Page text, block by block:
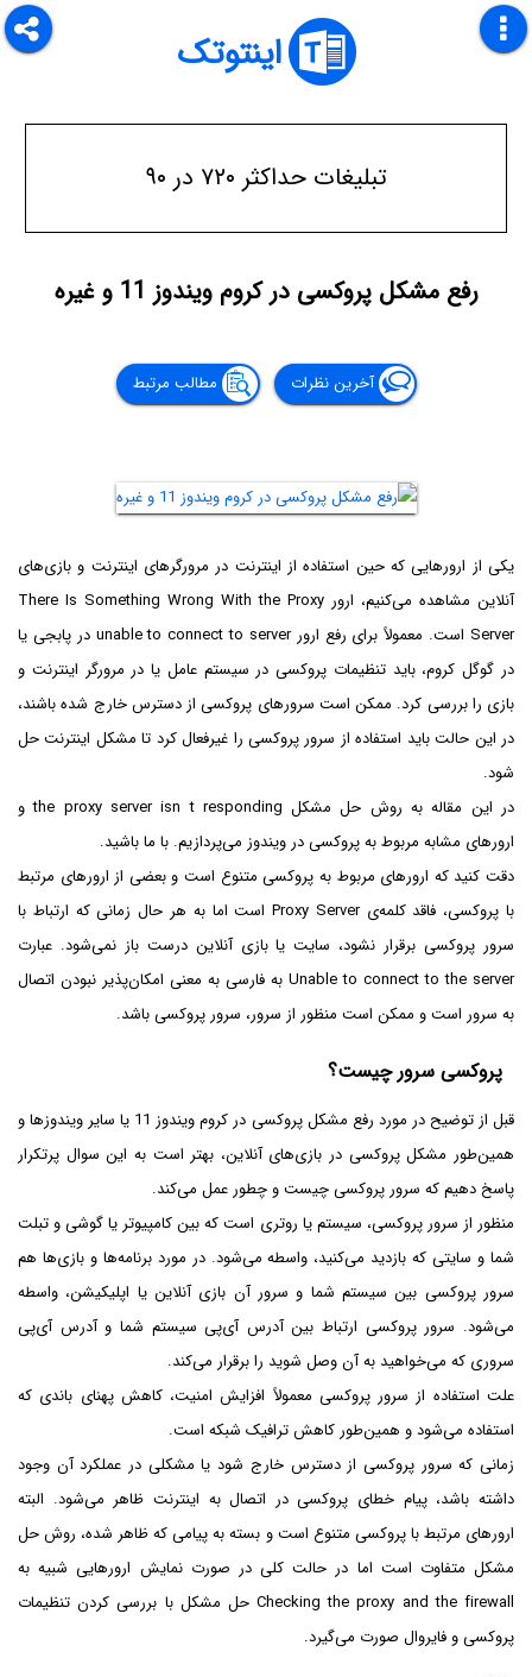
اینتوتک
تبلیغات حداکثر ۷۲۰ در ۹۰
رفع مشکل پروکسی در کروم ویندوز 11 و غیره
آخرین نظرات مطالب مرتبط
یکی از ارورهایی که حین استفاده از اینترنت در مرورگرهای اینترنت و بازی‌های
آنلاین مشاهده می‌کنیم، ارور There Is Something Wrong With the Proxy
Server است. معمولاً برای رفع ارور unable to connect to server در پابجی یا
در گوگل کروم، باید تنظیمات پروکسی در سیستم عامل یا در مرورگر اینترنت و
بازی را بررسی کرد. ممکن است سرورهای پروکسی از دسترس خارج شده باشند،
در این حالت باید استفاده از سرور پروکسی را غیرفعال کرد تا مشکل اینترنت حل
شود.
در این مقاله به روش حل مشکل the proxy server isn t responding و
ارورهای مشابه مربوط به پروکسی در ویندوز می‌پردازیم. با ما باشید.
دقت کنید که ارورهای مربوط به پروکسی متنوع است و بعضی از ارورهای مرتبط
با پروکسی، فاقد کلمه‌ی Proxy Server است اما به هر حال زمانی که ارتباط با
سرور پروکسی برقرار نشود، سایت یا بازی آنلاین درست باز نمی‌شود. عبارت
Unable to connect to the server به فارسی به معنی امکان‌پذیر نبودن اتصال
به سرور است و ممکن است منظور از سرور، سرور پروکسی باشد.
پروکسی سرور چیست؟
قبل از توضیح در مورد رفع مشکل پروکسی در کروم ویندوز 11 یا سایر ویندوزها و
همین‌طور مشکل پروکسی در بازی‌های آنلاین، بهتر است به این سوال پرتکرار
پاسخ دهیم که سرور پروکسی چیست و چطور عمل می‌کند.
منظور از سرور پروکسی، سیستم یا روتری است که بین کامپیوتر یا گوشی و تبلت
شما و سایتی که بازدید می‌کنید، واسطه می‌شود. در مورد برنامه‌ها و بازی‌ها هم
سرور پروکسی بین سیستم شما و سرور آن بازی آنلاین یا اپلیکیشن، واسطه
می‌شود. سرور پروکسی ارتباط بین آدرس آی‌پی سیستم شما و آدرس آی‌پی
سروری که می‌خواهید به آن وصل شوید را برقرار می‌کند.
علت استفاده از سرور پروکسی معمولاً افزایش امنیت، کاهش پهنای باندی که
استفاده می‌شود و همین‌طور کاهش ترافیک شبکه است.
زمانی که سرور پروکسی از دسترس خارج شود یا مشکلی در عملکرد آن وجود
داشته باشد، پیام خطای پروکسی در اتصال به اینترنت ظاهر می‌شود. البته
ارورهای مرتبط با پروکسی متنوع است و بسته به پیامی که ظاهر شده، روش حل
مشکل متفاوت است اما در حالت کلی در صورت نمایش ارورهایی شبیه به
Checking the proxy and the firewall حل مشکل با بررسی کردن تنظیمات
پروکسی و فایروال صورت می‌گیرد.